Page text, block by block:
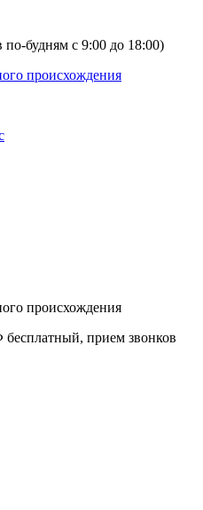
по-будням с 9:00 до 18:00)
прием звонков